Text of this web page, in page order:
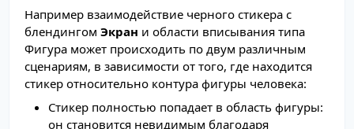
Например взаимодействие черного стикера с
блендингом Экран и области вписывания типа
Фигура может происходить по двум различным
сценариям, в зависимости от того, где находится
стикер относительно контура фигуры человека:
Стикер полностью попадает в область фигуры:
он становится невидимым благодаря